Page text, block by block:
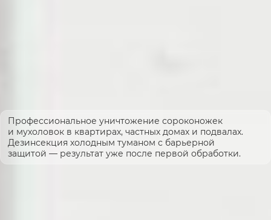
Профессиональное уничтожение сороконожек
и мухоловок в квартирах, частных домах и подвалах.
Дезинсекция холодным туманом с барьерной
защитой — результат уже после первой обработки.